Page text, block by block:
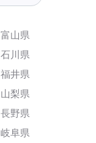
富山県
石川県
福井県
山梨県
長野県
岐阜県